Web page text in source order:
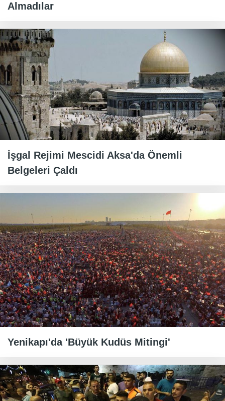
Almadılar
İşgal Rejimi Mescidi Aksa'da Önemli
Belgeleri Çaldı
Yenikapı'da 'Büyük Kudüs Mitingi'